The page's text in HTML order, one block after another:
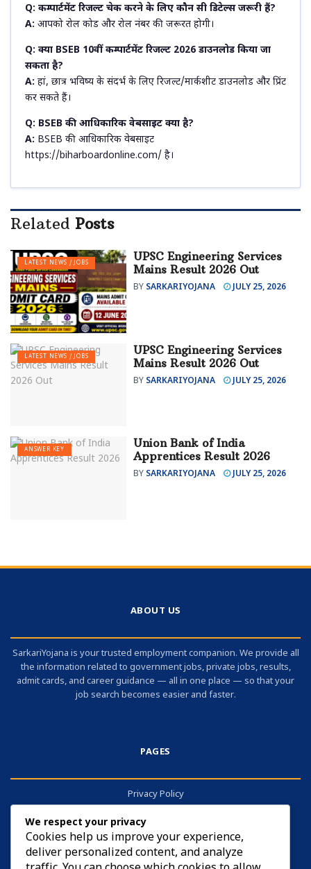
Q: कम्पार्टमेंट रिजल्ट चेक करने के लिए कौन सी डिटेल्स जरूरी हैं?
A: आपको रोल कोड और रोल नंबर की जरूरत होगी।
Q: क्या BSEB 10वीं कम्पार्टमेंट रिजल्ट 2026 डाउनलोड किया जा
सकता है?
A: हां, छात्र भविष्य के संदर्भ के लिए रिजल्ट/मार्कशीट डाउनलोड और प्रिंट
कर सकते हैं।
Q: BSEB की आधिकारिक वेबसाइट क्या है?
A: BSEB की आधिकारिक वेबसाइट
https://biharboardonline.com/ है।
Related Posts
LATEST NEWS / JOBS
UPSC Engineering Services
Mains Result 2026 Out
BY SARKARIYOJANA JULY 25, 2026
LATEST NEWS / JOBS
UPSC Engineering Services
Mains Result 2026 Out
BY SARKARIYOJANA JULY 25, 2026
ANSWER KEY
Union Bank of India
Apprentices Result 2026
BY SARKARIYOJANA JULY 25, 2026
ABOUT US
SarkariYojana is your trusted employment companion. We provide all
the information related to government jobs, private jobs, results,
admit cards, and career guidance — all in one place — so that your
job search becomes easier and faster.
PAGES
Privacy Policy
Contact
Cookies
We respect your privacy
Cookies help us improve your experience,
deliver personalized content, and analyze